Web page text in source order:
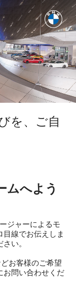
を、ご自
ムへよう
ジャーによるモ
線でお伝えしま
い。
お客様のご希望
お問い合わせくだ